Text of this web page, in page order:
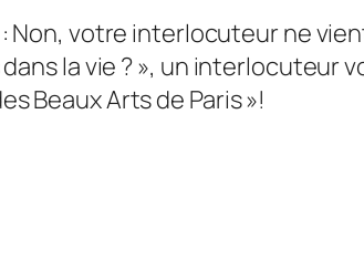
Non, votre interlocuteur ne
la vie ? », un interlocuteur
Beaux Arts de Paris »!